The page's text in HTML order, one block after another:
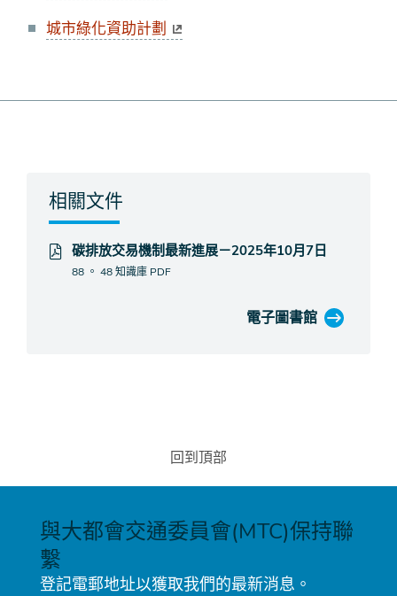
城市綠化資助計劃
相關文件
碳排放交易機制最新進展－2025年10月7日
88 。 48 知識庫 PDF
電子圖書館
回到頂部
與大都會交通委員會(MTC)保持聯
繫
登記電郵地址以獲取我們的最新消息。